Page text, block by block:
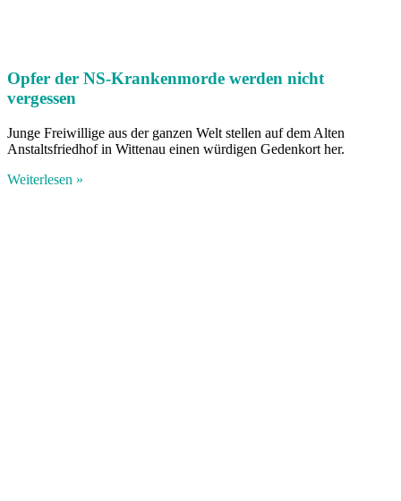
Opfer der NS-Krankenmorde werden nicht
vergessen
Junge Freiwillige aus der ganzen Welt stellen auf dem Alten
Anstaltsfriedhof in Wittenau einen würdigen Gedenkort her.
Weiterlesen »